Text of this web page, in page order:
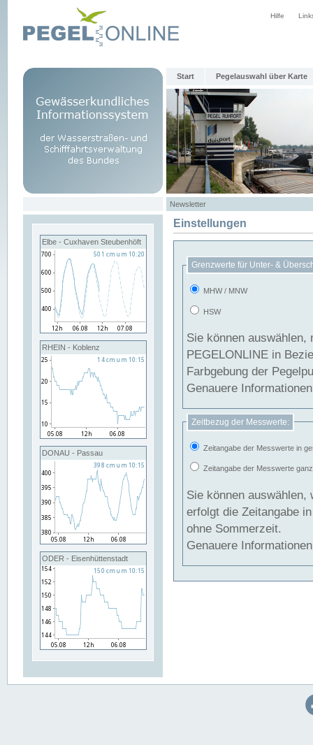
Hilfe
Start Pegelauswahl über Karte
Newsletter
Elbe - Cuxhaven Steubenhöft
RHEIN - Koblenz
DONAU - Passau
ODER - Eisenhüttenstadt
Einstellungen
Grenzwerte für Unter- &
MHW / MNW
HSW
Sie können
PEGELONLINE in Beziehung
Farbgebung der
Genauere
Zeitbezug der Messwerte:
Zeitangabe der Messwerte in
Zeitangabe der Messwerte
Sie können auswählen,
erfolgt die Zeitangabe
ohne Sommerzeit.
Genauere